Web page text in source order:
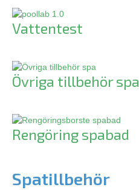
Vattentest
Övriga tillbehör spa
Rengöring spabad
Spatillbehör